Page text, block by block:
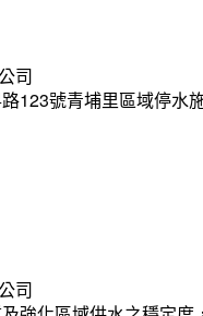
司
123號青埔里區域停水
司